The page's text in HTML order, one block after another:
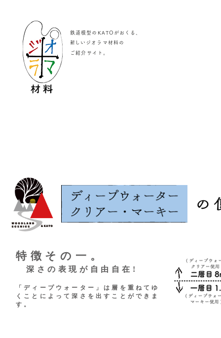
鉄道模型のKATOがおくる、
​新しいジオラマ材料の
ご紹介サイト
特徴その一。
深さの表現が自由自在!
「ディープウォーター」は層を重ねてゆ
くことによって深さを出すことができま
す。